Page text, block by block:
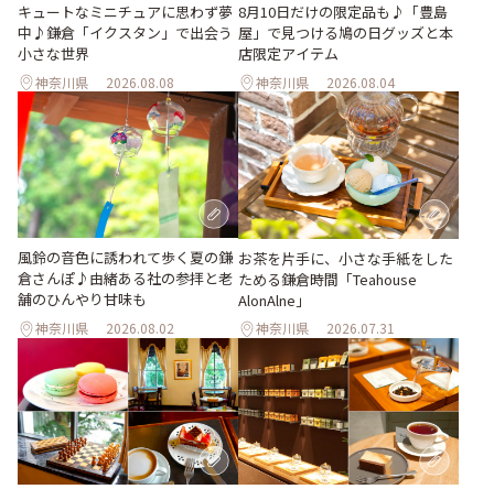
キュートなミニチュアに思わず夢
中♪鎌倉「イクスタン」で出会う
小さな世界
神奈川県 2026.08.08
8月10日だけの限定品も♪「豊島
屋」で見つける鳩の日グッズと本
店限定アイテム
神奈川県 2026.08.04
風鈴の音色に誘われて歩く夏の鎌
倉さんぽ♪由緒ある社の参拝と老
舗のひんやり甘味も
神奈川県 2026.08.02
お茶を片手に、小さな手紙をした
ためる鎌倉時間「Teahouse
AlonAlne」
神奈川県 2026.07.31